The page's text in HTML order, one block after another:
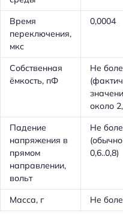
Время
переключения,
мкс
0,0004
Собственная
ёмкость, пФ
Не
около
Падение
напряжения в
прямом
направлении,
вольт
Не
(обычно
0,6..0,8)
Масса, г Не